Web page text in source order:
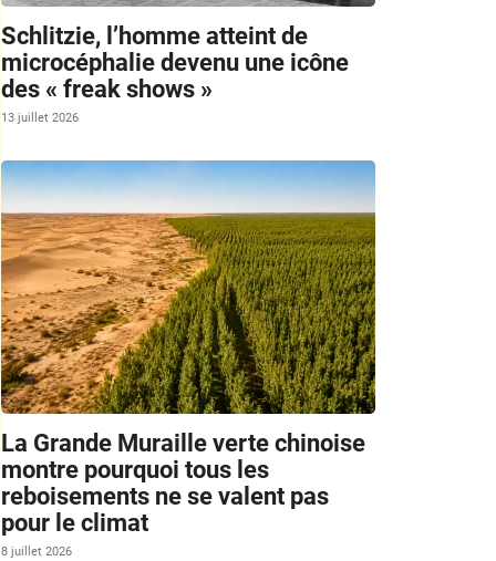
Schlitzie, l’homme atteint de
microcéphalie devenu une icône
des « freak shows »
13 juillet 2026
La Grande Muraille verte chinoise
montre pourquoi tous les
reboisements ne se valent pas
pour le climat
8 juillet 2026